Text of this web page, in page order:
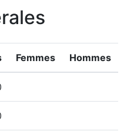
Femmes Hommes